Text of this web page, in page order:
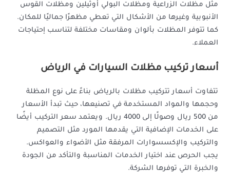
مثل مظلات الزراعية ومظلات البولي أوثيلين ومظلات القوس
الأنبوبية وغيرها من الأشكال التي تعطي مظهرًا جماليًا للمكان.
كما تتوفر المظلات بألوان ومقاسات مختلفة لتناسب إحتياجات
العملاء.
أسعار تركيب مظلات السيارات في الرياض
تتفاوت أسعار تتركيب مظلات بالرياض بناءً على نوع المظلة
وحجمها والمواد المستخدمة في تصنيعها، حيث تبدأ الأسعار
من 500 ريال وصولًا إلى 4000 ريال. ويعتمد سعر التركيب أيضًا
على الخدمات الإضافية التي يقدمها المورد مثل التصميم
والتركيب والإكسسوارات المرفقة مثل الأضواء والعواكس.
يجب الحرص عند اختيار الخدمات المناسبة والتأكد من الجودة
والخبرة التي توفرها الشركة.